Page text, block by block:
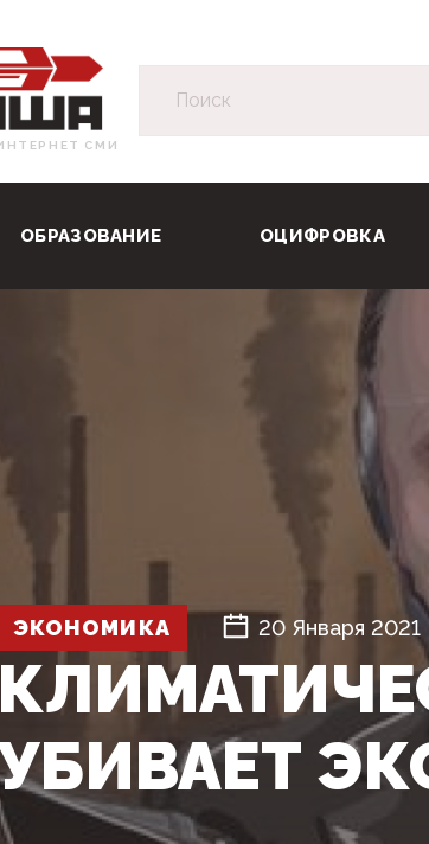
СМИ
ОБРАЗОВАНИЕ ОЦИФРОВКА
ЭКОНОМИКА 20 Января 2021